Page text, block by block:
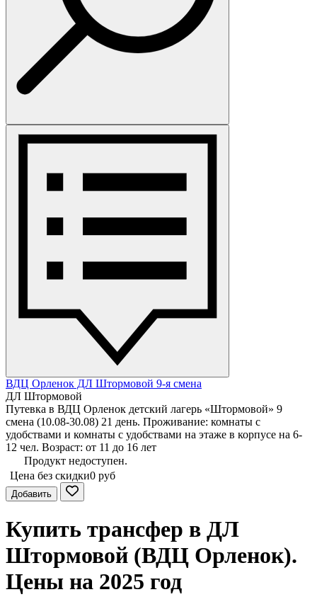
ВДЦ Орленок ДЛ Штормовой 9-я смена
ДЛ Штормовой
Путевка в ВДЦ Орленок детский лагерь «Штормовой» 9
смена (10.08-30.08) 21 день. Проживание: комнаты с
удобствами и комнаты с удобствами на этаже в корпусе на 6-
12 чел. Возраст: от 11 до 16 лет
Продукт недоступен.
Цена без скидки0 руб
Добавить
Купить трансфер в ДЛ
Штормовой (ВДЦ Орленок).
Цены на 2025 год